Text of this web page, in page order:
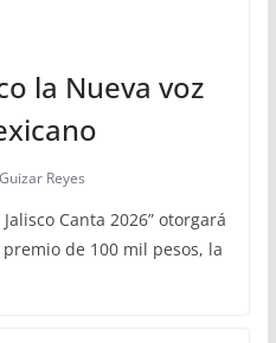
la Nueva voz
Reyes
Canta 2026” otorgará
de 100 mil pesos, la